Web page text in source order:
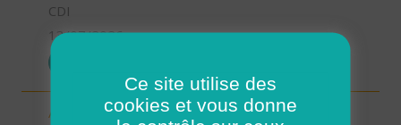
CDI
13/07/2026
Aide à domicile Cléon d'Andran (H/F)
Ce site utilise des
cookies et vous donne